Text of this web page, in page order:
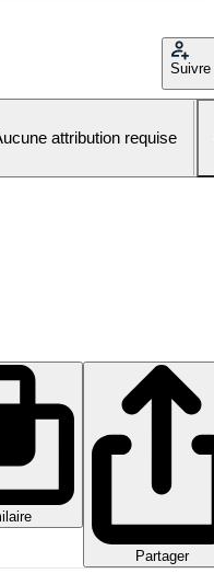
Suivre
attribution requise
Partager